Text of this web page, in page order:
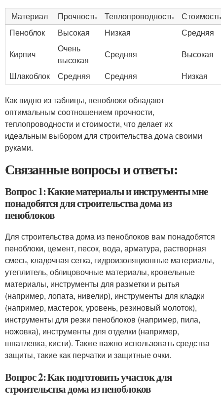
Материал Прочность Теплопроводность
Стоимость
Пеноблок
Высокая Низкая
Средняя
Кирпич
Очень
высокая
Средняя
Высокая
Шлакоблок
Средняя Средняя Низкая
Как видно из таблицы, пеноблоки обладают
оптимальным соотношением прочности,
теплопроводности и стоимости, что делает их
идеальным выбором для строительства дома своими
руками.
Связанные вопросы и ответы:
Вопрос 1: Какие материалы и инструменты мне
понадобятся для строительства дома из
пеноблоков
Для строительства дома из пеноблоков вам понадобятся
пеноблоки, цемент, песок, вода, арматура, растворная
смесь, кладочная сетка, гидроизоляционные материалы,
утеплитель, облицовочные материалы, кровельные
материалы, инструменты для разметки и рытья
(например, лопата, нивелир), инструменты для кладки
(например, мастерок, уровень, резиновый молоток),
инструменты для резки пеноблоков (например, пила,
ножовка), инструменты для отделки (например,
шпатлевка, кисти). Также важно использовать средства
защиты, такие как перчатки и защитные очки.
Вопрос 2: Как подготовить участок для
строительства дома из пеноблоков